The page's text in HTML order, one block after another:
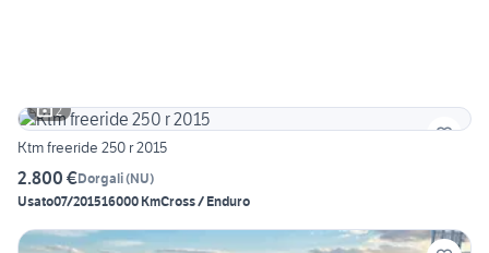
2
Ktm freeride 250 r 2015
2.800 €Dorgali(NU)
Usato07/201516000 KmCross / Enduro